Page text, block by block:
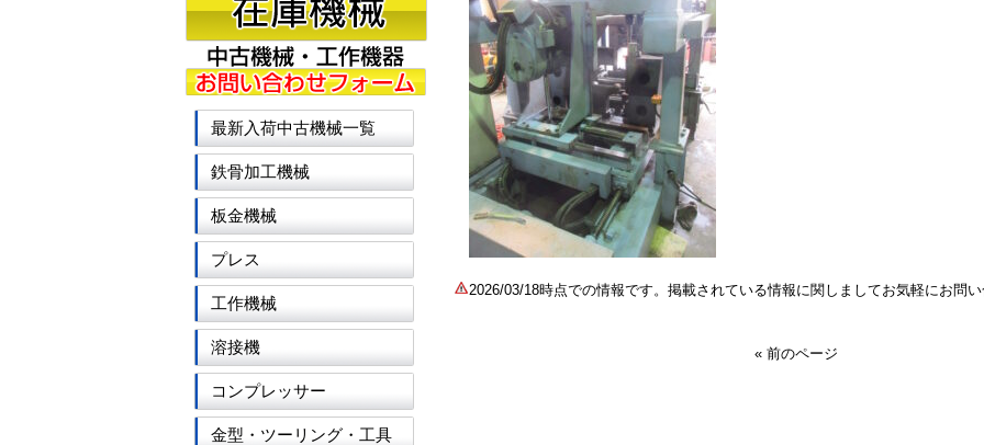
2026/03/18時点での情報です。掲載されている情報に関しましてお気軽にお問い
« 前のページ
最新入荷中古機械一覧
鉄骨加工機械
板金機械
プレス
工作機械
溶接機
コンプレッサー
金型・ツーリング・工具